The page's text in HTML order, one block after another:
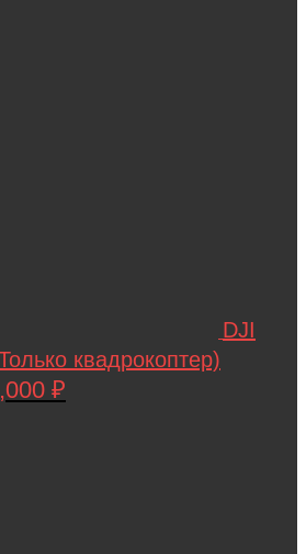
DJI
квадрокоптер)
₽